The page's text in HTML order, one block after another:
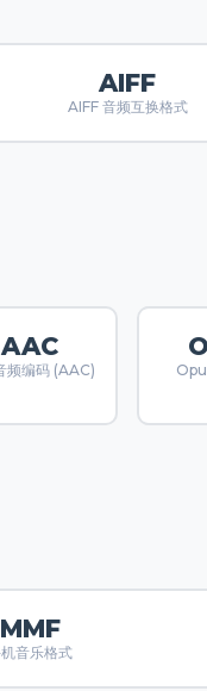
AIFF
AIFF 音频互换格式
AAC
频编码 (AAC)
MMF
音乐格式